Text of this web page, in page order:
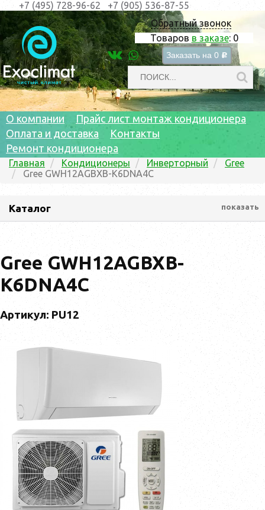
Обратный звонок
Товаров в заказе: 0
Заказать на 0 c
+7 (495) 728-96-62 +7 (905) 536-87-55
О компании
Прайс лист монтаж кондиционера
Оплата и доставка
Контакты
Ремонт кондиционера
Главная Кондиционеры Инверторный
Gree
Gree GWH12AGBXB-K6DNA4C
Каталог показать
Gree GWH12AGBXB-
K6DNA4C
Артикул: PU12